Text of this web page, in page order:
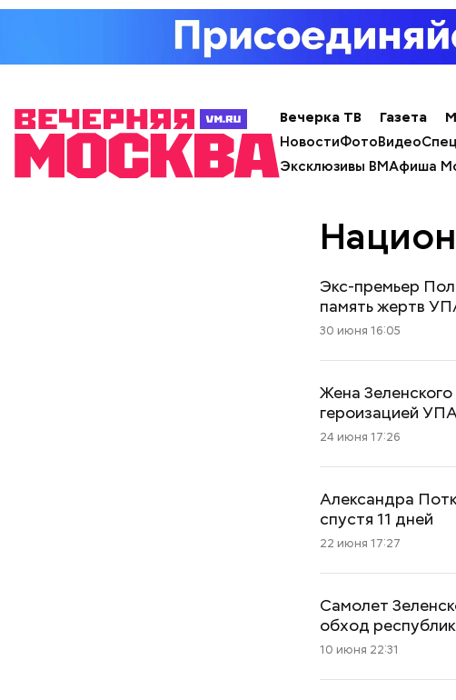
Вечерка ТВ Газета
НовостиФотоВидео
Эксклюзивы ВМАфиша
Экс-премьер
память жертв
30 июня 16:05
Жена
героизацией
24 июня 17:26
Александра
спустя 11 дней
22 июня 17:27
Самолет
обход
10 июня 22:31